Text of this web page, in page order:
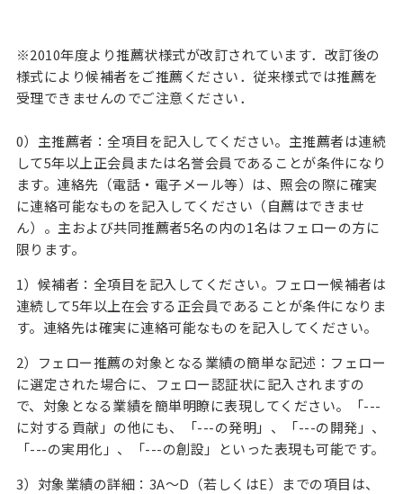
※2010年度より推薦状様式が改訂されています．改訂後の
様式により候補者をご推薦ください．従来様式では推薦を
受理できませんのでご注意ください．
0）主推薦者：全項目を記入してください。主推薦者は連続
して5年以上正会員または名誉会員であることが条件になり
ます。連絡先（電話・電子メール等）は、照会の際に確実
に連絡可能なものを記入してください（自薦はできませ
ん）。主および共同推薦者5名の内の1名はフェローの方に
限ります。
1）候補者：全項目を記入してください。フェロー候補者は
連続して5年以上在会する正会員であることが条件になりま
す。連絡先は確実に連絡可能なものを記入してください。
2）フェロー推薦の対象となる業績の簡単な記述：フェロー
に選定された場合に、フェロー認証状に記入されますの
で、対象となる業績を簡単明瞭に表現してください。「---
に対する貢献」の他にも、「---の発明」、「---の開発」、
「---の実用化」、「---の創設」といった表現も可能です。
3）対象業績の詳細：3A～D（若しくはE）までの項目は、